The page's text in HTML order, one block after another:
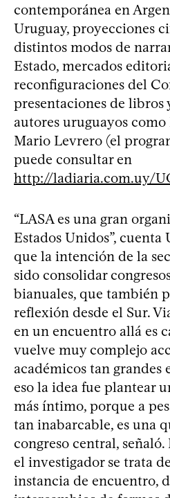
contemporánea en
Uruguay, proyecciones
distintos modos de
Estado, mercados
reconfiguraciones del
presentaciones de libros
autores uruguayos
Mario Levrero (el
puede consultar en
http://ladiaria.com.uy/
“LASA es una gran
Estados Unidos”,
que la intención de la
sido consolidar
bianuales, que también
reflexión desde el Sur.
en un encuentro allá es
vuelve muy complejo
académicos tan grandes
eso la idea fue plantear
más íntimo, porque a
tan inabarcable, es una
congreso central,
el investigador se trata
instancia de encuentro,